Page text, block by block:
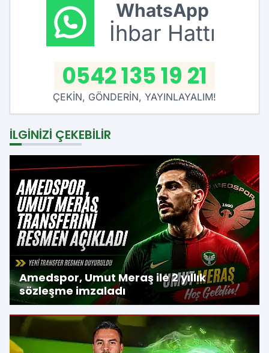
WhatsApp
İhbar Hattı
0542 135 19 21
ÇEKİN, GÖNDERİN, YAYINLAYALIM!
İLGINIZI ÇEKEBILIR
Amedspor, Umut Meraş ile 2 yıllık
sözleşme imzaladı